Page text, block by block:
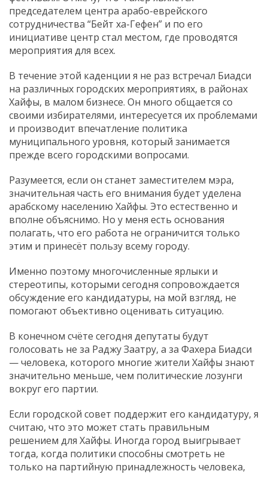
председателем центра арабо-еврейского
сотрудничества “Бейт ха-Гефен” и по его
инициативе центр стал местом, где проводятся
мероприятия для всех.
В течение этой каденции я не раз встречал Биадси
на различных городских мероприятиях, в районах
Хайфы, в малом бизнесе. Он много общается со
своими избирателями, интересуется их проблемами
и производит впечатление политика
муниципального уровня, который занимается
прежде всего городскими вопросами.
Разумеется, если он станет заместителем мэра,
значительная часть его внимания будет уделена
арабскому населению Хайфы. Это естественно и
вполне объяснимо. Но у меня есть основания
полагать, что его работа не ограничится только
этим и принесёт пользу всему городу.
Именно поэтому многочисленные ярлыки и
стереотипы, которыми сегодня сопровождается
обсуждение его кандидатуры, на мой взгляд, не
помогают объективно оценивать ситуацию.
В конечном счёте сегодня депутаты будут
голосовать не за Раджу Заатру, а за Фахера Биадси
— человека, которого многие жители Хайфы знают
значительно меньше, чем политические лозунги
вокруг его партии.
Если городской совет поддержит его кандидатуру, я
считаю, что это может стать правильным
решением для Хайфы. Иногда город выигрывает
тогда, когда политики способны смотреть не
только на партийную принадлежность человека,